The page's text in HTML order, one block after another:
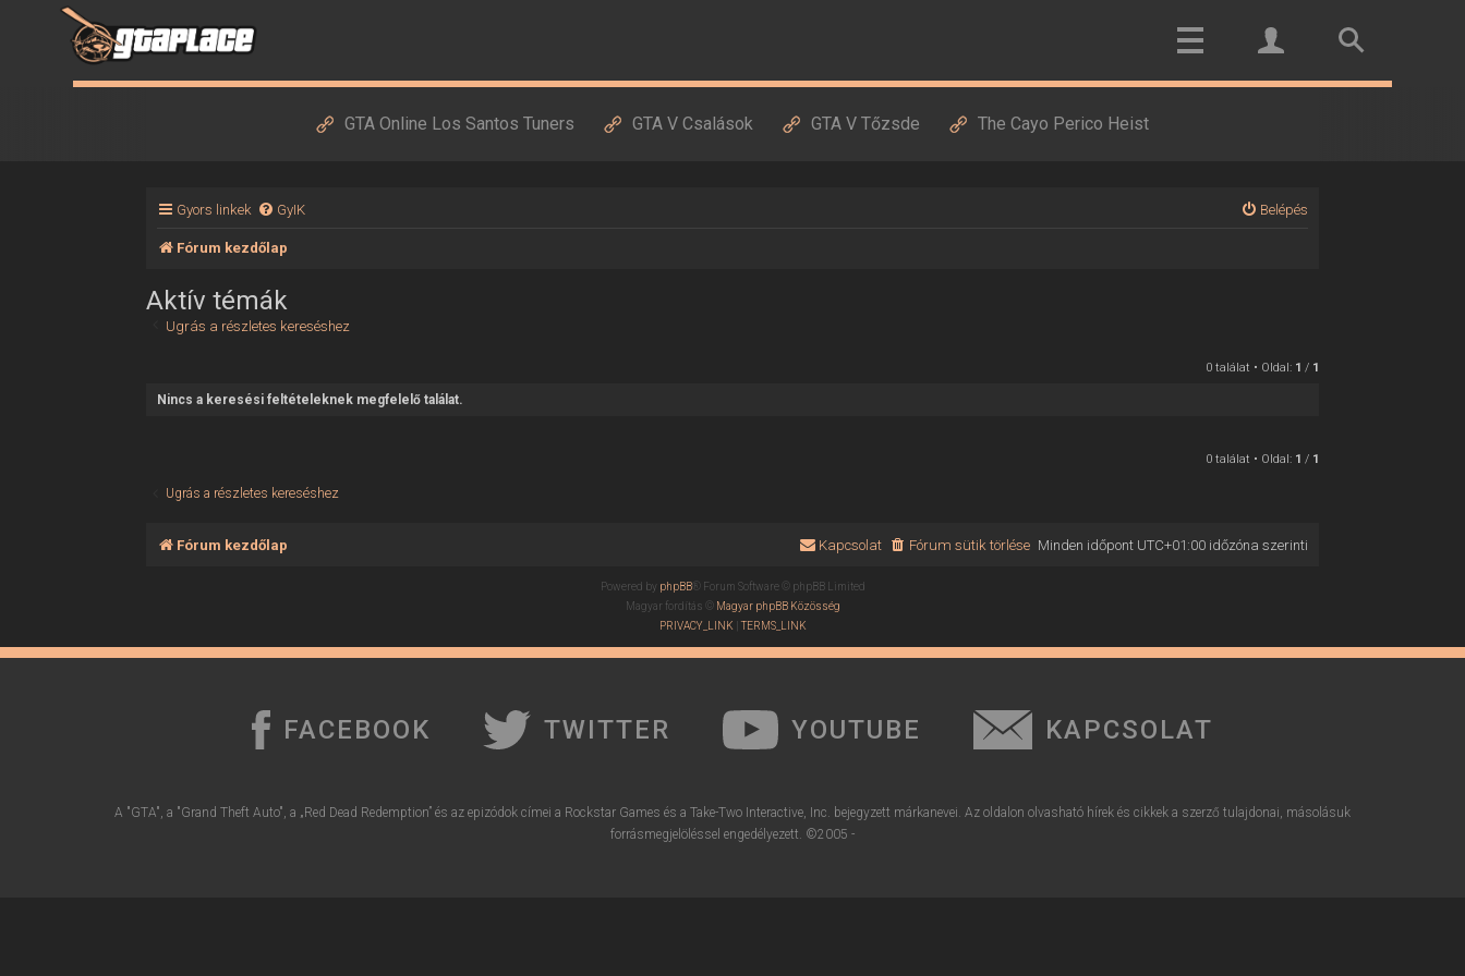
GTA Online Los Santos Tuners GTA V Csalások GTA V Tőzsde The Cayo Perico Heist
Gyors linkek GyIK Belépés
Fórum kezdőlap
Aktív témák
Ugrás a részletes kereséshez
0 találat • Oldal: 1 / 1
Nincs a keresési feltételeknek megfelelő találat.
0 találat • Oldal: 1 / 1
Ugrás a részletes kereséshez
Fórum kezdőlap Minden időpont UTC+01:00időzóna szerinti
Fórum sütik törlése
Kapcsolat
Powered by phpBB® Forum Software © phpBB Limited
Magyar fordítás © Magyar phpBB Közösség
PRIVACY_LINK |TERMS_LINK
FACEBOOK TWITTER YOUTUBE KAPCSOLAT
A "GTA", a "Grand Theft Auto", a „Red Dead Redemption” és az epizódok címei a Rockstar Games és a Take-Two Interactive, Inc. bejegyzett márkanevei. Az oldalon olvasható hírek és cikkek a szerző tulajdonai, másolásuk
forrásmegjelöléssel engedélyezett. ©2005 -